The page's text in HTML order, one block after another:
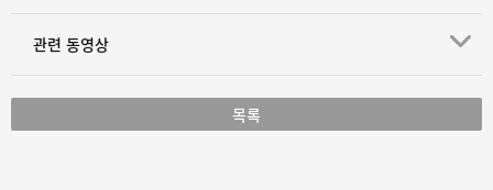
관련 동영상
목록